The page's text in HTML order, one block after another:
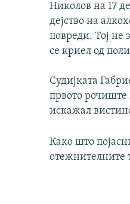
Николов на 17
дејство на
повреди. Тој не
се криел од
Судијката
првото рочиште
искажал
Како што
отежнителните